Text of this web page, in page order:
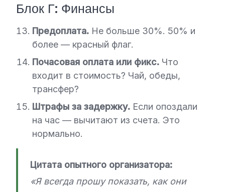
Блок Г: Финансы
Предоплата. Не больше 30%. 50% и
более — красный флаг.
Почасовая оплата или фикс. Что
входит в стоимость? Чай, обеды,
трансфер?
Штрафы за задержку. Если опоздали
на час — вычитают из счета. Это
нормально.
Цитата опытного организатора:
«Я всегда прошу показать, как они